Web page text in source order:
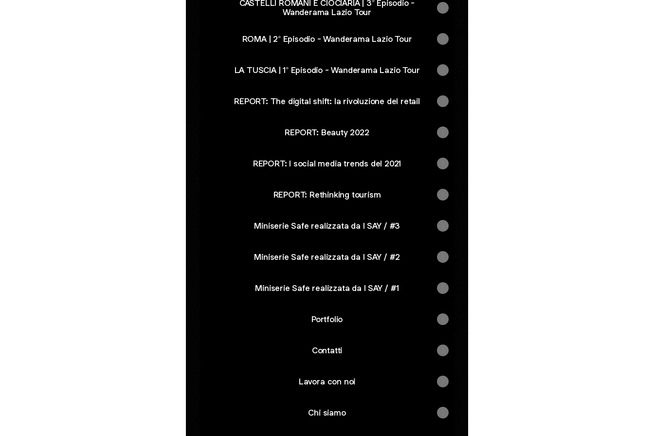
CASTELLI ROMANI E CIOCIARIA | 3° Episodio -
Wanderama Lazio Tour
ROMA | 2° Episodio - Wanderama Lazio Tour
LA TUSCIA | 1° Episodio - Wanderama Lazio Tour
REPORT: The digital shift: la rivoluzione del retail
REPORT: Beauty 2022
REPORT: I social media trends del 2021
REPORT: Rethinking tourism
Miniserie Safe realizzata da I SAY / #3
Miniserie Safe realizzata da I SAY / #2
Miniserie Safe realizzata da I SAY / #1
Portfolio
Contatti
Lavora con noi
Chi siamo